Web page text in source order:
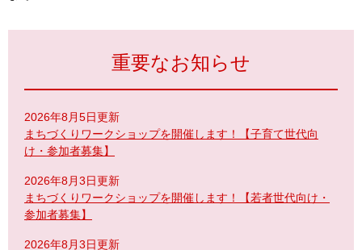
重要なお知らせ
2026年8月5日更新
まちづくりワークショップを開催します！【子育て世代向
け・参加者募集】
2026年8月3日更新
まちづくりワークショップを開催します！【若者世代向け・
参加者募集】
2026年8月3日更新